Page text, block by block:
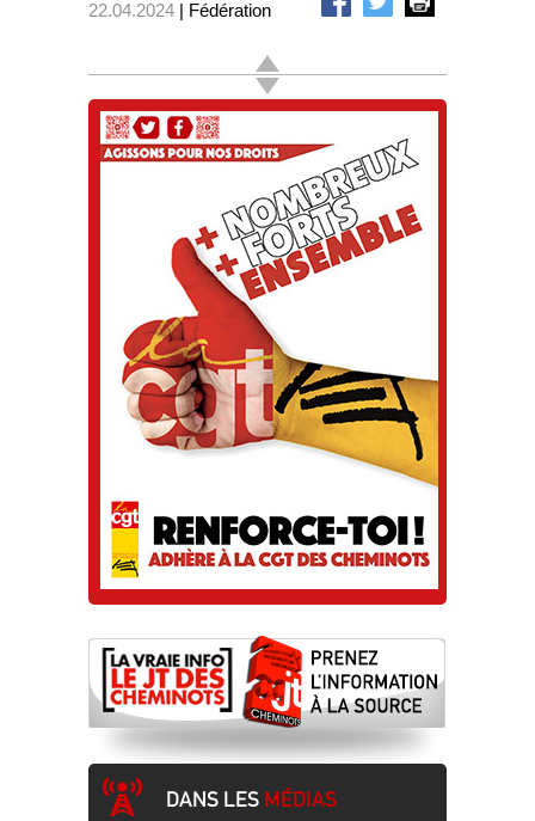
22.04.2024 | Fédération
DANS LES MÉDIAS